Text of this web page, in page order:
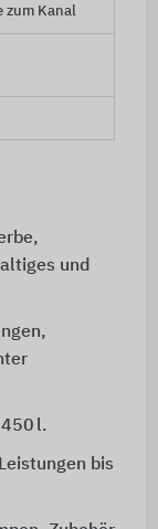
zum Kanal
und
l.
bis